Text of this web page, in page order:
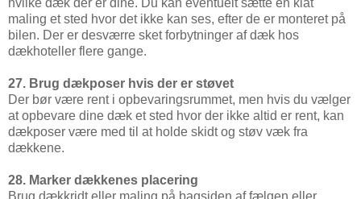
maling et sted hvor det ikke kan ses, efter de er monteret på
bilen. Der er desværre sket forbytninger af dæk hos
dækhoteller flere gange.
27. Brug dækposer hvis der er støvet
Der bør være rent i opbevaringsrummet, men hvis du vælger
at opbevare dine dæk et sted hvor der ikke altid er rent, kan
dækposer være med til at holde skidt og støv væk fra
dækkene.
28. Marker dækkenes placering
Brug dækkridt eller maling på bagsiden af fælgen eller